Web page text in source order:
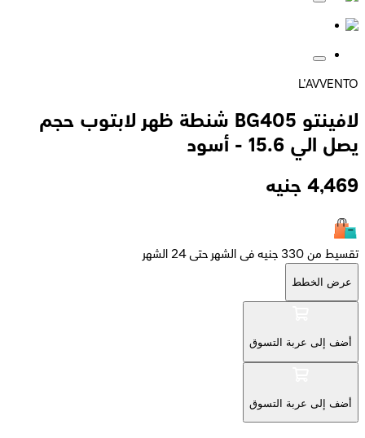
L'AVVENTO
لافينتو BG405 شنطة ظهر لابتوب حجم
يصل الي 15.6 - أسود
4,469 جنيه
تقسيط من 330 جنيه فى الشهر حتى 24 الشهر
عرض الخطط
أضف إلى عربة التسوق
أضف إلى عربة التسوق